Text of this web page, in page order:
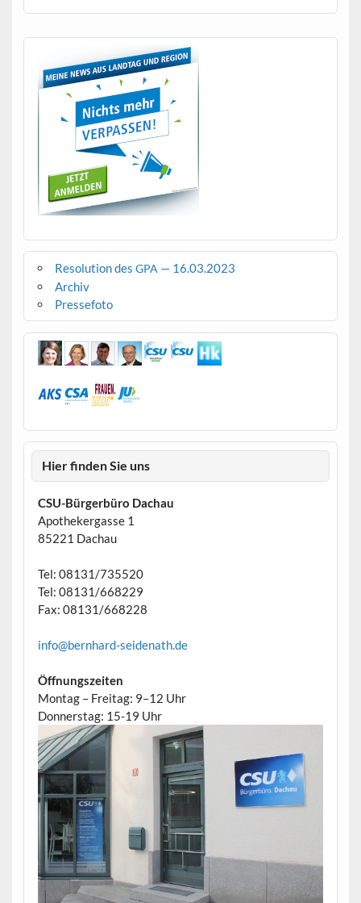
Resolution des GPA — 16.03.2023
Archiv
Pressefoto
Hier finden Sie uns
CSU-Bürgerbüro Dachau
Apothekergasse 1
85221 Dachau
Tel: 08131/735520
Tel: 08131/668229
Fax: 08131/668228
info@bernhard-seidenath.de
Öffnungszeiten
Montag – Freitag: 9–12 Uhr
Donnerstag: 15-19 Uhr